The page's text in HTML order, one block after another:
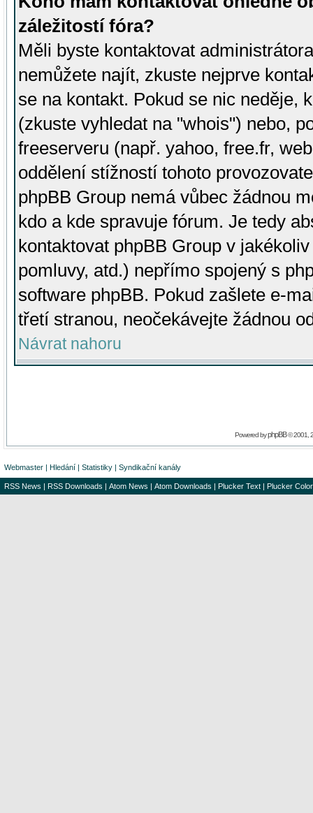
záležitostí fóra?
Měli byste kontaktovat
nemůžete najít, zkuste nejprve
se na kontakt. Pokud se nic neděje,
(zkuste vyhledat na "whois") nebo,
freeserveru (např. yahoo, free.fr,
oddělení stížností tohoto
phpBB Group nemá vůbec žádnou
kdo a kde spravuje fórum. Je tedy
kontaktovat phpBB Group v
pomluvy, atd.) nepřímo spojený s
software phpBB. Pokud zašlete e-
třetí stranou, neočekávejte žádnou
Návrat nahoru
Powered byphpBB© 2001,
Webmaster | Hledání | Statistiky | Syndikační kanály
RSS News | RSS Downloads | Atom News | Atom Downloads | Plucker Text | Plucker Color